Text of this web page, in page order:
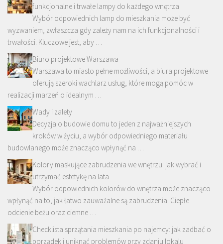
funkcjonalne i trwałe lampy do każdego wnętrza
Wybór odpowiednich lamp do mieszkania może być
wyzwaniem, zwłaszcza gdy zależy nam na ich funkcjonalności i
trwałości. Kluczowe jest, aby …
Biuro projektowe Warszawa
Warszawa to miasto pełne możliwości, a biura projektowe
oferują szeroki wachlarz usług, które mogą pomóc w
realizacji marzeń o idealnym …
Wady i zalety
Decyzja o budowie domu to jeden z najważniejszych
kroków w życiu, a wybór odpowiedniego materiału
budowlanego może znacząco wpłynąć na …
Kolory maskujące zabrudzenia we wnętrzu: jak wybrać i
utrzymać estetykę na lata
Wybór odpowiednich kolorów do wnętrza może znacząco
wpłynąć na to, jak łatwo zauważalne są zabrudzenia. Ciepłe
odcienie beżu oraz ciemne …
Checklista sprzątania mieszkania po najemcy: jak zadbać o
porządek i uniknąć problemów przy zdaniu lokalu